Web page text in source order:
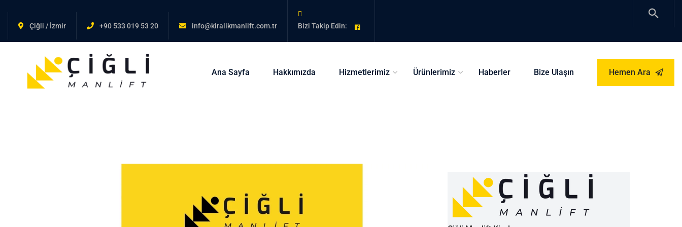
Çiğli / İzmir +90 533 019 53 20 info@kiralikmanlift.com.tr Bizi Takip Edin:
Ana Sayfa Hakkımızda Hizmetlerimiz Ürünlerimiz Haberler Bize Ulaşın Hemen Ara